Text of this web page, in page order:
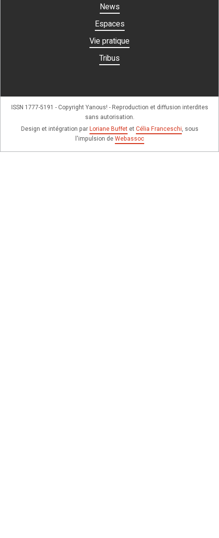
News
Espaces
Vie pratique
Tribus
ISSN 1777-5191 - Copyright Yanous! - Reproduction et diffusion interdites
sans autorisation.
Design et intégration parLoriane Buffetet Célia Franceschi, sous
l'impulsion deWebassoc